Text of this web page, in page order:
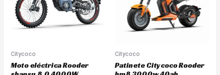
Citycoco
Moto eléctrica Rooder
Citycoco
Patinete Citycoco Rooder